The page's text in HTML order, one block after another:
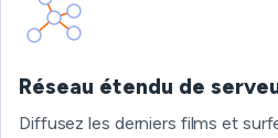
Réseau étendu de
Diffusez les derniers films et